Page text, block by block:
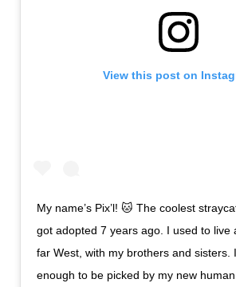
View this post on
My name’s Pix’l! 🐱 The coolest
got adopted 7 years ago. I used to live
far West, with my brothers and sisters.⁣
enough to be picked by my new